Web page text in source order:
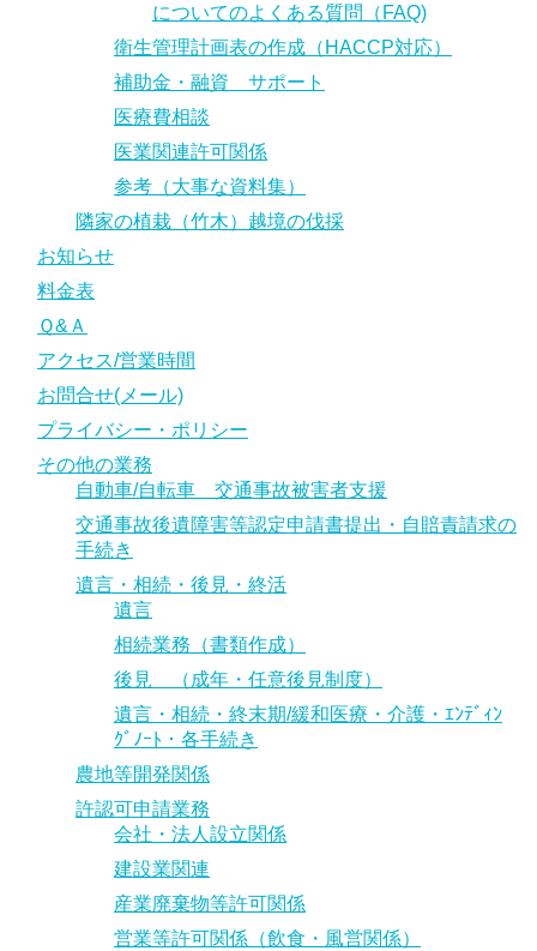
についてのよくある質問（FAQ)
衛生管理計画表の作成（HACCP対応）
補助金・融資 サポート
医療費相談
医業関連許可関係
参考（大事な資料集）
隣家の植栽（竹木）越境の伐採
お知らせ
料金表
Ｑ&Ａ
アクセス/営業時間
お問合せ(メール)
プライバシー・ポリシー
その他の業務
自動車/自転車 交通事故被害者支援
交通事故後遺障害等認定申請書提出・自賠責請求の
手続き
遺言・相続・後見・終活
遺言
相続業務（書類作成）
後見 （成年・任意後見制度）
遺言・相続・終末期/緩和医療・介護・ｴﾝﾃﾞｨﾝ
ｸﾞﾉｰﾄ・各手続き
農地等開発関係
許認可申請業務
会社・法人設立関係
建設業関連
産業廃棄物等許可関係
営業等許可関係（飲食・風営関係）
遺言・相続・後見・終活
相続業務（書類作成）
後見 （成年・任意後見制度）
遺言・相続・終末期/緩和医療・介護・ｴﾝﾃﾞｨﾝｸﾞﾉ
ｰﾄ・各手続き
農地等開発関係
会社・法人設立関係
建設業関連
産業廃棄物等許可関係
営業等許可関係（飲食・風営関係）
運送許可関係
相談業務
補助金申請・事業融資支援
離婚公正証書作成支援
契約書作成・審査